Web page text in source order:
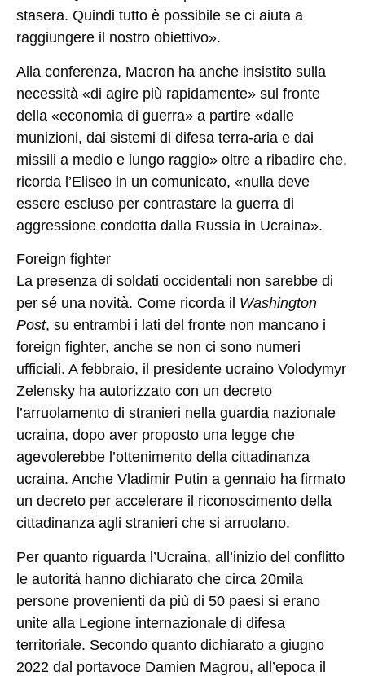
stasera. Quindi tutto è possibile se ci aiuta a
raggiungere il nostro obiettivo».
Alla conferenza, Macron ha anche insistito sulla
necessità «di agire più rapidamente» sul fronte
della «economia di guerra» a partire «dalle
munizioni, dai sistemi di difesa terra-aria e dai
missili a medio e lungo raggio» oltre a ribadire che,
ricorda l’Eliseo in un comunicato, «nulla deve
essere escluso per contrastare la guerra di
aggressione condotta dalla Russia in Ucraina».
Foreign fighter
La presenza di soldati occidentali non sarebbe di
per sé una novità. Come ricorda il Washington
Post, su entrambi i lati del fronte non mancano i
foreign fighter, anche se non ci sono numeri
ufficiali. A febbraio, il presidente ucraino Volodymyr
Zelensky ha autorizzato con un decreto
l’arruolamento di stranieri nella guardia nazionale
ucraina, dopo aver proposto una legge che
agevolerebbe l’ottenimento della cittadinanza
ucraina. Anche Vladimir Putin a gennaio ha firmato
un decreto per accelerare il riconoscimento della
cittadinanza agli stranieri che si arruolano.
Per quanto riguarda l’Ucraina, all’inizio del conflitto
le autorità hanno dichiarato che circa 20mila
persone provenienti da più di 50 paesi si erano
unite alla Legione internazionale di difesa
territoriale. Secondo quanto dichiarato a giugno
2022 dal portavoce Damien Magrou, all’epoca il